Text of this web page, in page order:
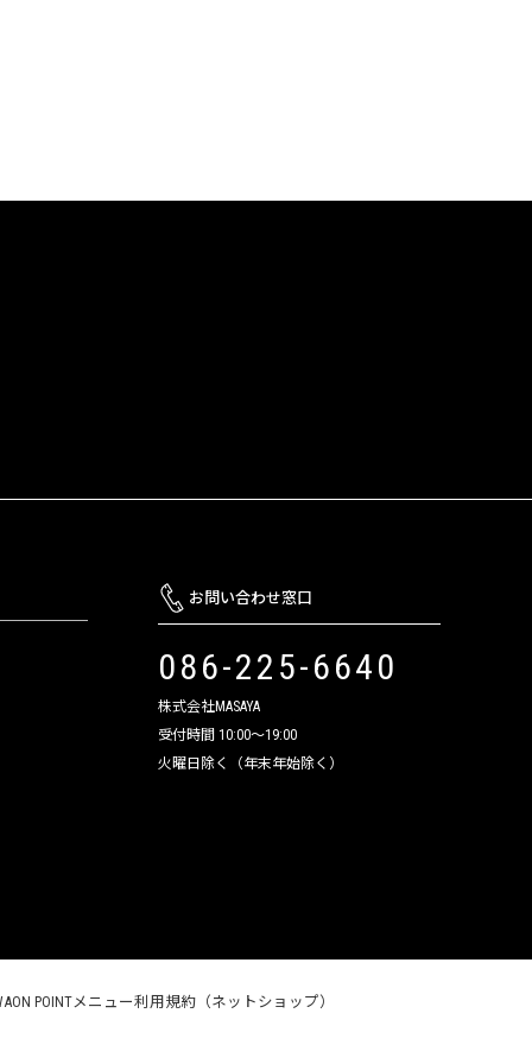
お問い合わせ窓口
086-225-6640
株式会社MASAYA
受付時間 10:00～19:00
火曜日除く（年末年始除く）
POINTメニュー利用規約（ネットショップ）